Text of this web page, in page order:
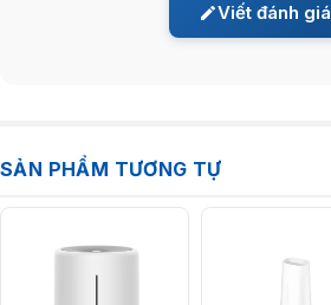
Viết đánh giá
SẢN PHẨM TƯƠNG TỰ